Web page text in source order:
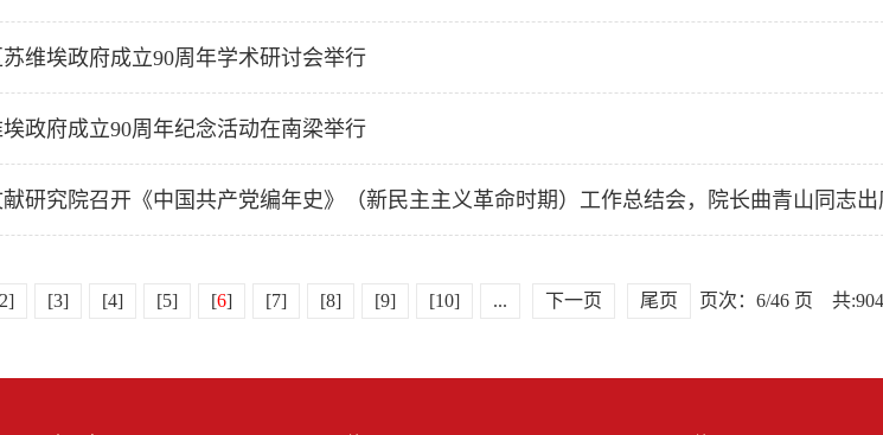
维埃政府成立90周年学术研讨会举行
政府成立90周年纪念活动在南梁举行
研究院召开《中国共产党编年史》（新民主主义革命时期）工作总结会，院长曲青山同志
[3] [4] [5] [6] [7] [8] [9] [10] ... 下一页 尾页 页次：6/46 页 共